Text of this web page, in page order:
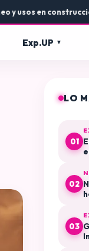
en construcción•
Exp.UP
LO
01
02
03